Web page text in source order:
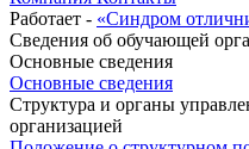
Работает - «Синдром
Сведения об обучающей
Основные сведения
Основные сведения
Структура и органы
организацией